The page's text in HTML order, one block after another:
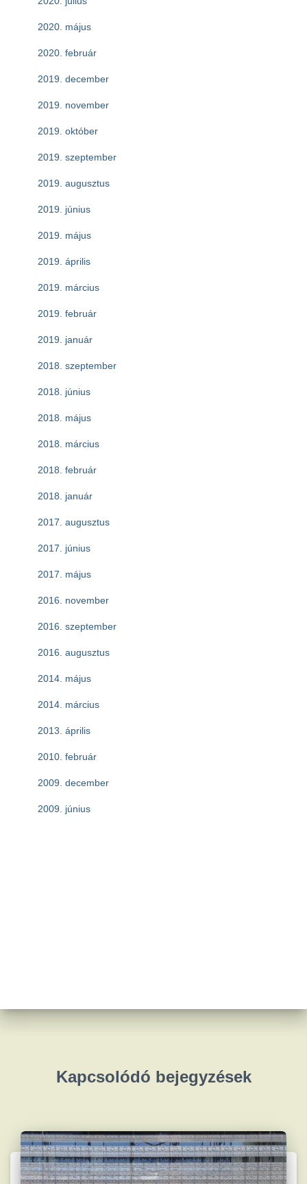
2020. május
2020. február
2019. december
2019. november
2019. október
2019. szeptember
2019. augusztus
2019. június
2019. május
2019. április
2019. március
2019. február
2019. január
2018. szeptember
2018. június
2018. május
2018. március
2018. február
2018. január
2017. augusztus
2017. június
2017. május
2016. november
2016. szeptember
2016. augusztus
2014. május
2014. március
2013. április
2010. február
2009. december
2009. június
Kapcsolódó bejegyzések